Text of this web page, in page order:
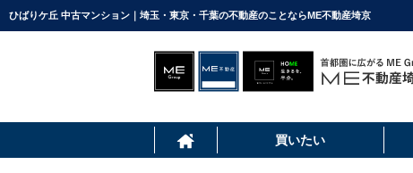
ひばりケ丘 中古マンション｜埼玉・東京・千葉の不動産のことならME不動産埼京
買いたい